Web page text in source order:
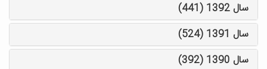
سال 1392 (441)
سال 1391 (524)
سال 1390 (392)